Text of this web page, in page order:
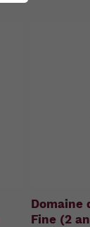
Domaine
Fine (2